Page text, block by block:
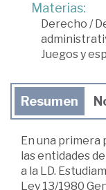
Materias:
Derecho /
Juegos y
Resumen
En una
las entidades
a la LD.
Ley 13/1980